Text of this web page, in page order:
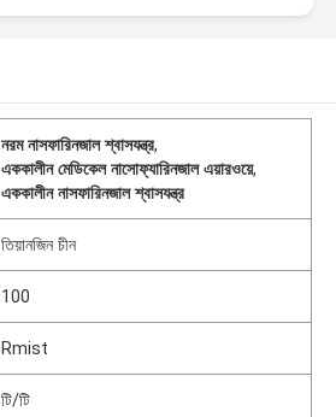
নরম নাসফারিনজাল শ্বাসযন্ত্র,
এককালীন মেডিকেল নাসোফ্যারিনজাল এয়ারওয়ে,
এককালীন নাসফারিনজাল শ্বাসযন্ত্র
তিয়ানজিন চীন
100
Rmist
টি/টি